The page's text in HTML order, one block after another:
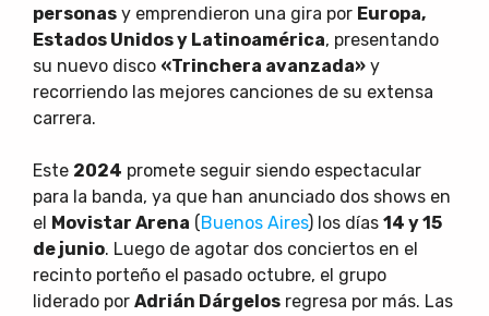
personas y emprendieron una gira por Europa,
Estados Unidos y Latinoamérica, presentando
su nuevo disco «Trinchera avanzada» y
recorriendo las mejores canciones de su extensa
carrera.
Este 2024 promete seguir siendo espectacular
para la banda, ya que han anunciado dos shows en
el Movistar Arena (Buenos Aires) los días 14 y 15
de junio. Luego de agotar dos conciertos en el
recinto porteño el pasado octubre, el grupo
liderado por Adrián Dárgelos regresa por más. Las